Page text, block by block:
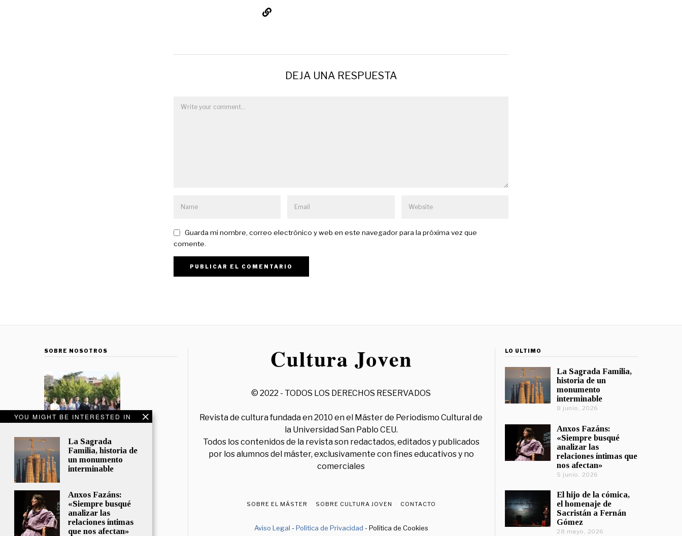
DEJA UNA RESPUESTA
Guarda mi nombre, correo electrónico y web en este navegador para la próxima vez que
comente.
YOU MIGHT BE INTERESTED IN
La Sagrada
Familia, historia de
un monumento
interminable
Anxos Fazáns:
«Siempre busqué
analizar las
relaciones íntimas
que nos afectan»
SOBRE NOSOTROS
© 2022 - TODOS LOS DERECHOS RESERVADOS
Revista de cultura fundada en 2010 en el Máster de Periodismo Cultural de
la Universidad San Pablo CEU.
Todos los contenidos de la revista son redactados, editados y publicados
por los alumnos del máster, exclusivamente con fines educativos y no
comerciales
SOBRE EL MÁSTER SOBRE CULTURA JOVEN CONTACTO
Aviso Legal - Política de Privacidad - Política de Cookies
LO ÚLTIMO
La Sagrada Familia,
historia de un
monumento
interminable
8 junio, 2026
Anxos Fazáns:
«Siempre busqué
analizar las
relaciones íntimas que
nos afectan»
5 junio, 2026
El hijo de la cómica,
el homenaje de
Sacristán a Fernán
Gómez
28 mayo, 2026